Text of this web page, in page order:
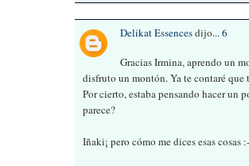
Delikat Essencesdijo...6
Gracias Irmina, aprendo un
disfruto un montón. Ya te contaré que
Por cierto, estaba pensando hacer un
parece?
Iñaki¡ pero cómo me dices esas